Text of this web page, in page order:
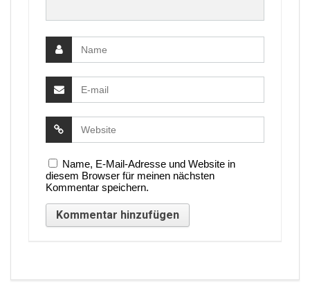
Name, E-Mail-Adresse und Website in
diesem Browser für meinen nächsten
Kommentar speichern.